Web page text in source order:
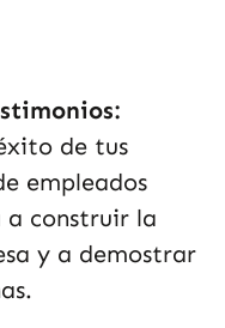
de tus
empleados
a construir la
y a demostrar